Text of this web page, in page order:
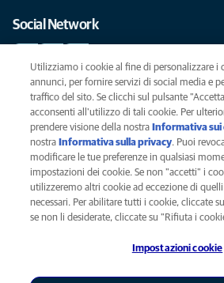
Social Network
Le migliori cure per il vostro animale
SCRIVICI
info@anicura.it
Privacy
Legal
Global Human Rights
Utilizziamo i cookie al fine di personalizzare i
annunci, per fornire servizi di social media e
traffico del sito. Se clicchi sul pulsante
acconsenti all'utilizzo di tali cookie. Per
prendere visione della nostra Informativa sui
nostra Informativa sulla privacy(opens in a
. Puoi
modificare le tue preferenze in qualsiasi
impostazioni dei cookie. Se non "accetti" i
utilizzeremo altri cookie ad eccezione di
necessari. Per abilitare tutti i cookie, cliccate
se non li desiderate, cliccate su "Rifiuta i
Impostazioni cookie